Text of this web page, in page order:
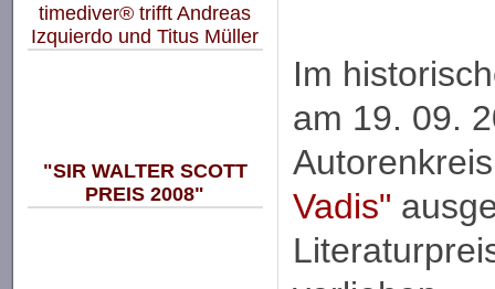
timediver® trifft Andreas
Izquierdo und Titus Müller
"SIR WALTER SCOTT
PREIS 2008"
Im
am 19. 09.
Vadis"